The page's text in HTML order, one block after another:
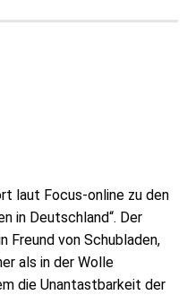
laut Focus-online zu den
in Deutschland“. Der
Freund von Schubladen,
als in der Wolle
die Unantastbarkeit der